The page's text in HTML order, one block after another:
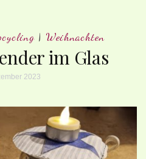
| Weihnachten
im Glas
2023